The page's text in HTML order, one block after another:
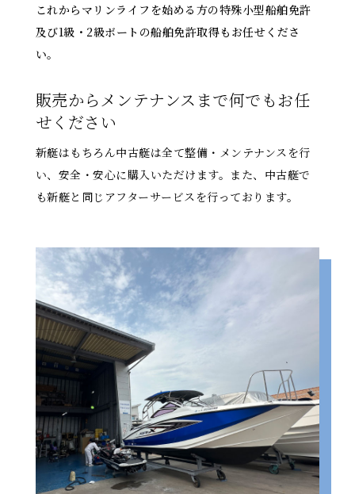
これからマリンライフを始める方の特殊小型船舶免許
及び1級・2級ボートの船舶免許取得もお任せくださ
い。
販売からメンテナンスまで何でもお任
せください
新艇はもちろん中古艇は全て整備・メンテナンスを行
い、安全・安心に購入いただけます。また、中古艇で
も新艇と同じアフターサービスを行っております。